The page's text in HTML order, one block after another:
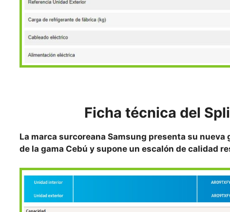
Ficha técnica del
La marca surcoreana Samsung presenta su
de la gama Cebú y supone un escalón de calidad